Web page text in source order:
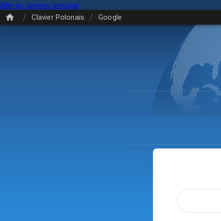
Aller au contenu principal
/ Clavier Polonais / Google